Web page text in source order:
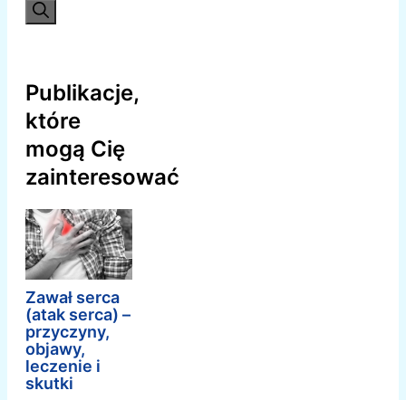
Publikacje,
które
mogą Cię
zainteresować
Zawał serca
(atak serca) –
przyczyny,
objawy,
leczenie i
skutki